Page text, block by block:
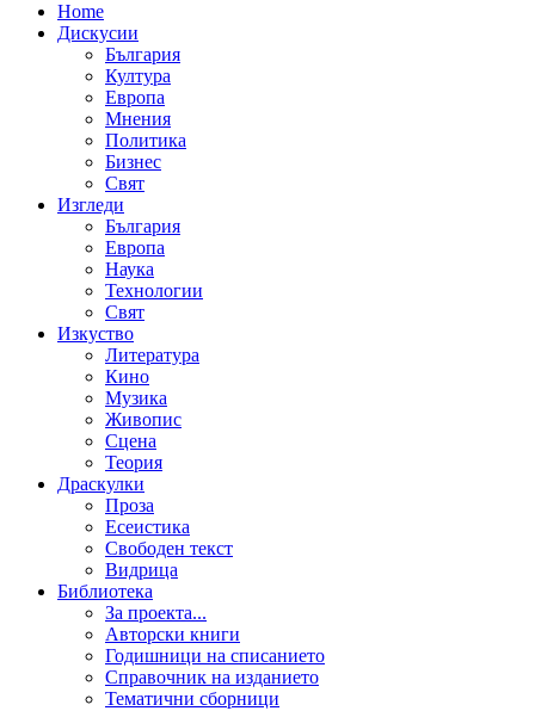
Home
Дискусии
България
Култура
Европа
Мнения
Политика
Бизнес
Свят
Изгледи
България
Европа
Наука
Технологии
Свят
Изкуство
Литература
Кино
Музика
Живопис
Сцена
Теория
Драскулки
Проза
Есеистика
Свободен текст
Видрица
Библиотека
За проекта...
Авторски книги
Годишници на списанието
Справочник на изданието
Тематични сборници